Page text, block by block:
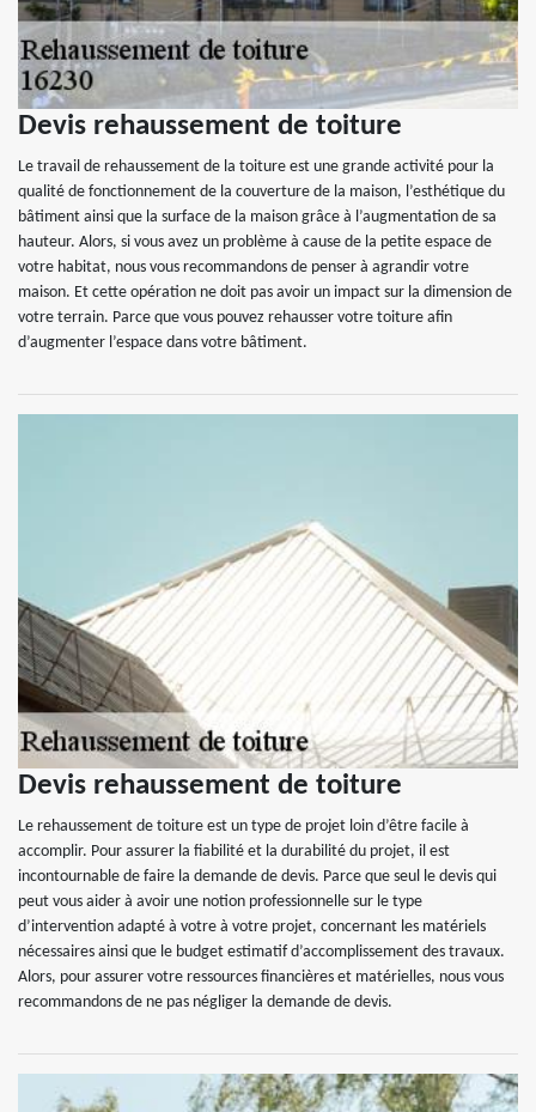
Devis rehaussement de toiture
Le travail de rehaussement de la toiture est une grande activité pour la
qualité de fonctionnement de la couverture de la maison, l’esthétique du
bâtiment ainsi que la surface de la maison grâce à l’augmentation de sa
hauteur. Alors, si vous avez un problème à cause de la petite espace de
votre habitat, nous vous recommandons de penser à agrandir votre
maison. Et cette opération ne doit pas avoir un impact sur la dimension de
votre terrain. Parce que vous pouvez rehausser votre toiture afin
d’augmenter l’espace dans votre bâtiment.
Devis rehaussement de toiture
Le rehaussement de toiture est un type de projet loin d’être facile à
accomplir. Pour assurer la fiabilité et la durabilité du projet, il est
incontournable de faire la demande de devis. Parce que seul le devis qui
peut vous aider à avoir une notion professionnelle sur le type
d’intervention adapté à votre à votre projet, concernant les matériels
nécessaires ainsi que le budget estimatif d’accomplissement des travaux.
Alors, pour assurer votre ressources financières et matérielles, nous vous
recommandons de ne pas négliger la demande de devis.